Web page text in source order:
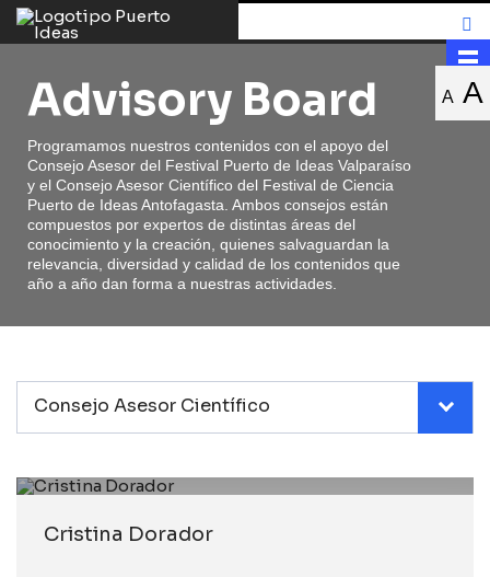
A A
Advisory Board
Programamos nuestros contenidos con el apoyo del
Consejo Asesor del Festival Puerto de Ideas Valparaíso
y el Consejo Asesor Científico del Festival de Ciencia
Puerto de Ideas Antofagasta. Ambos consejos están
compuestos por expertos de distintas áreas del
conocimiento y la creación, quienes salvaguardan la
relevancia, diversidad y calidad de los contenidos que
año a año dan forma a nuestras actividades.
Consejo Asesor Científico
Cristina Dorador